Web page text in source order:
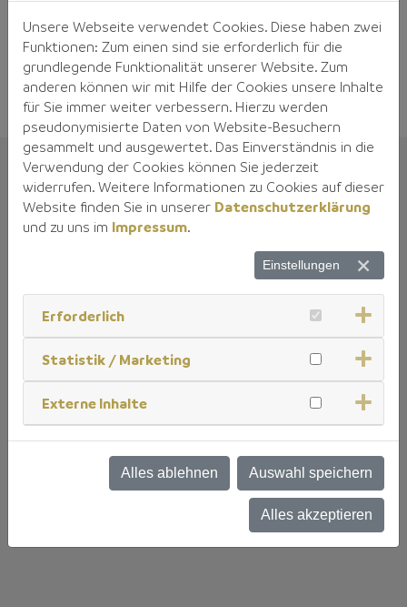
Kunden. Gemeinsam blicken wir auf eine spannende
Zukunft und innovative Möglichkeiten.
Aktuelles über KM Spezialglas
und Baumontagen
und der ADAMER
Unternehmensgruppe
Powered by Curator.io
Beim Laden der SocialWall werden externe Inhalte
Nähere Informationen entnehmen Sie unserer
Datenschutzerklärung.
Cookie Management
Unsere Webseite verwendet Cookies. Diese haben zwei
Funktionen: Zum einen sind sie erforderlich für die
grundlegende Funktionalität unserer Website. Zum
anderen können wir mit Hilfe der Cookies unsere Inhalte
für Sie immer weiter verbessern. Hierzu werden
pseudonymisierte Daten von Website-Besuchern
gesammelt und ausgewertet. Das Einverständnis in die
Verwendung der Cookies können Sie jederzeit
widerrufen. Weitere Informationen zu Cookies auf dieser
Website finden Sie in unserer Datenschutzerklärung
und zu uns im Impressum.
Einstellungen
Erforderlich
Statistik / Marketing
Externe Inhalte
Alles ablehnen Auswahl speichern
Alles akzeptieren